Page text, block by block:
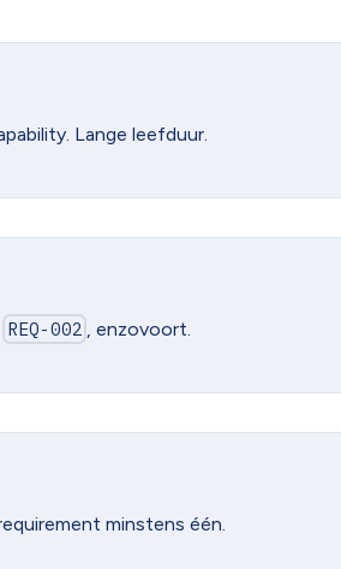
Lange leefduur.
REQ-002 , enzovoort.
minstens één.